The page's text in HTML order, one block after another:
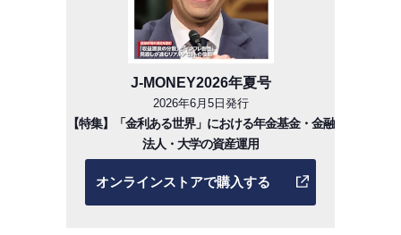
J-MONEY2026年夏号
2026年6月5日発行
【特集】「金利ある世界」における年金基金・金融
法人・大学の資産運用
オンラインストアで購入する